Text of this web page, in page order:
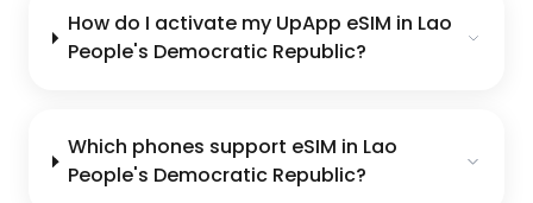
How do I activate my UpApp eSIM in Lao
People's Democratic Republic?
Which phones support eSIM in Lao
People's Democratic Republic?